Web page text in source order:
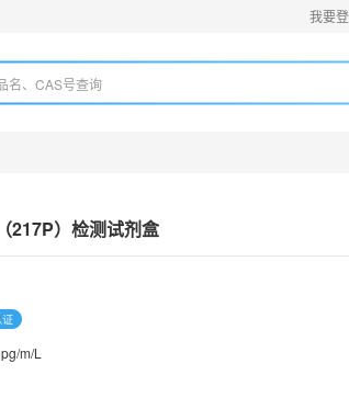
我要
217P）检测试剂盒
m/L